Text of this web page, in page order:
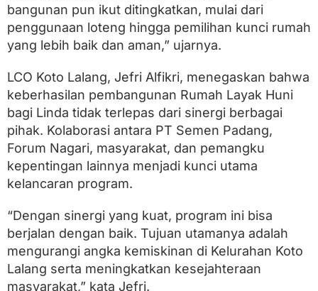
bangunan pun ikut ditingkatkan, mulai dari
penggunaan loteng hingga pemilihan kunci rumah
yang lebih baik dan aman,” ujarnya.
LCO Koto Lalang, Jefri Alfikri, menegaskan bahwa
keberhasilan pembangunan Rumah Layak Huni
bagi Linda tidak terlepas dari sinergi berbagai
pihak. Kolaborasi antara PT Semen Padang,
Forum Nagari, masyarakat, dan pemangku
kepentingan lainnya menjadi kunci utama
kelancaran program.
“Dengan sinergi yang kuat, program ini bisa
berjalan dengan baik. Tujuan utamanya adalah
mengurangi angka kemiskinan di Kelurahan Koto
Lalang serta meningkatkan kesejahteraan
masyarakat,” kata Jefri.